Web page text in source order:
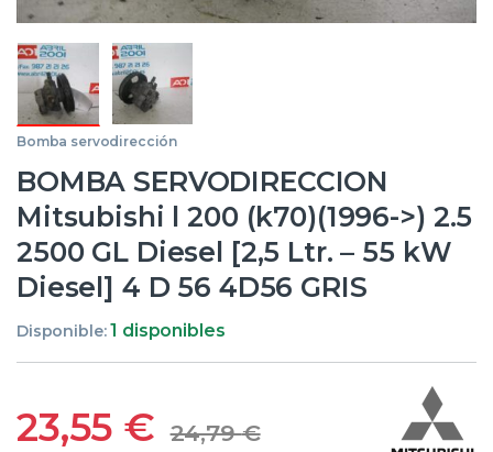
Bomba servodirección
BOMBA SERVODIRECCION
Mitsubishi l 200 (k70)(1996->) 2.5
2500 GL Diesel [2,5 Ltr. – 55 kW
Diesel] 4 D 56 4D56 GRIS
Disponible:1 disponibles
23,55 € 24,79€